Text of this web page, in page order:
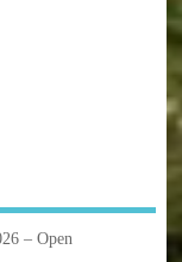
– Open